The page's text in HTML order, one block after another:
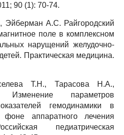
90 (1): 70-74.
Эйберман А.С. Райгородский
поле в комплексном
нарущений желудочно-
Практическая медицина.
Т.Н., Тарасова Н.А.,
параметров
гемодинамики в
аппаратного лечения
педиатрическая